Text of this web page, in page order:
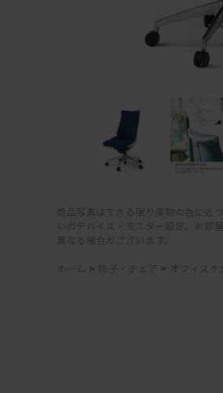
商品写真はできる限り実物の色に近
いのデバイス・モニター設定、お部
異なる場合がございます。
ホーム > 椅子・チェア > オフィス